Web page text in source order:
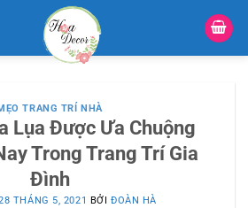
TRANG TRÍ NHÀ
Lụa Được Ưa Chuộng
Trong Trang Trí Gia
Đình
THÁNG 5, 2021 BỞI ĐOÀN HÀ